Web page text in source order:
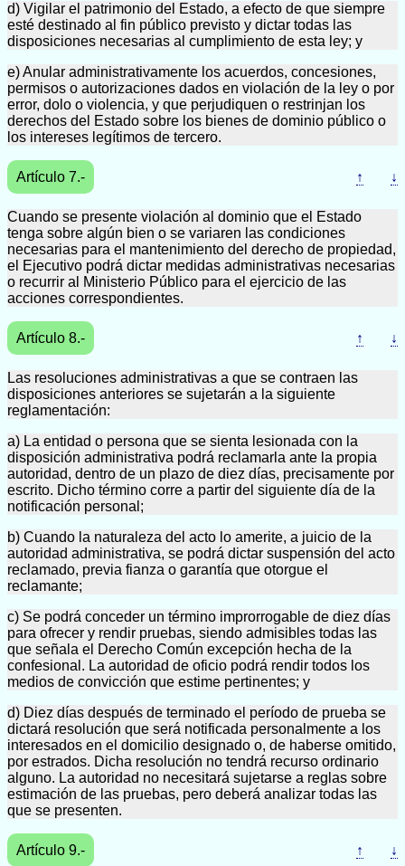
d) Vigilar el patrimonio del Estado, a efecto de que siempre
esté destinado al fin público previsto y dictar todas las
disposiciones necesarias al cumplimiento de esta ley; y
e) Anular administrativamente los acuerdos, concesiones,
permisos o autorizaciones dados en violación de la ley o por
error, dolo o violencia, y que perjudiquen o restrinjan los
derechos del Estado sobre los bienes de dominio público o
los intereses legítimos de tercero.
Artículo 7.- ↑ ↓
Cuando se presente violación al dominio que el Estado
tenga sobre algún bien o se variaren las condiciones
necesarias para el mantenimiento del derecho de propiedad,
el Ejecutivo podrá dictar medidas administrativas necesarias
o recurrir al Ministerio Público para el ejercicio de las
acciones correspondientes.
Artículo 8.- ↑ ↓
Las resoluciones administrativas a que se contraen las
disposiciones anteriores se sujetarán a la siguiente
reglamentación:
a) La entidad o persona que se sienta lesionada con la
disposición administrativa podrá reclamarla ante la propia
autoridad, dentro de un plazo de diez días, precisamente por
escrito. Dicho término corre a partir del siguiente día de la
notificación personal;
b) Cuando la naturaleza del acto lo amerite, a juicio de la
autoridad administrativa, se podrá dictar suspensión del acto
reclamado, previa fianza o garantía que otorgue el
reclamante;
c) Se podrá conceder un término improrrogable de diez días
para ofrecer y rendir pruebas, siendo admisibles todas las
que señala el Derecho Común excepción hecha de la
confesional. La autoridad de oficio podrá rendir todos los
medios de convicción que estime pertinentes; y
d) Diez días después de terminado el período de prueba se
dictará resolución que será notificada personalmente a los
interesados en el domicilio designado o, de haberse omitido,
por estrados. Dicha resolución no tendrá recurso ordinario
alguno. La autoridad no necesitará sujetarse a reglas sobre
estimación de las pruebas, pero deberá analizar todas las
que se presenten.
Artículo 9.- ↑ ↓